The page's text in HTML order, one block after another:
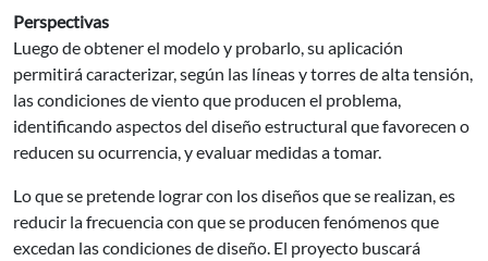
Perspectivas
Luego de obtener el modelo y probarlo, su aplicación
permitirá caracterizar, según las líneas y torres de alta tensión,
las condiciones de viento que producen el problema,
identificando aspectos del diseño estructural que favorecen o
reducen su ocurrencia, y evaluar medidas a tomar.
Lo que se pretende lograr con los diseños que se realizan, es
reducir la frecuencia con que se producen fenómenos que
excedan las condiciones de diseño. El proyecto buscará